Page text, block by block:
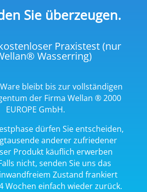
Sie überzeugen.
Praxistest (nur
Wasserring)
bleibt bis zur vollständigen
der Firma Wellan ® 2000
EUROPE GmbH.
dürfen Sie entscheiden,
anderer zufriedener
Produkt käuflich erwerben
nicht, senden Sie uns das
Zustand frankiert
Wochen einfach wieder zurück.